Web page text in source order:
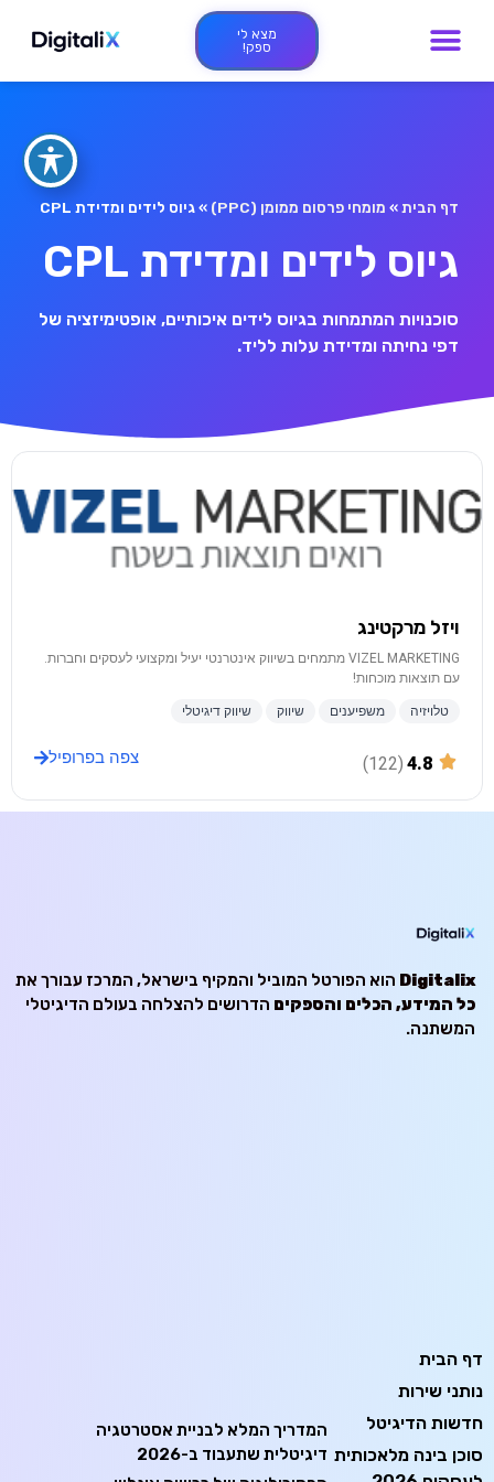
מצא לי
ספק!
דף הבית» מומחי פרסום ממומן (PPC) »גיוס לידים ומדידת CPL
גיוס לידים ומדידת CPL
סוכנויות המתמחות בגיוס לידים איכותיים, אופטימיזציה של
דפי נחיתה ומדידת עלות לליד.
ויזל מרקטינג
VIZEL MARKETING מתמחים בשיווק אינטרנטי יעיל ומקצועי לעסקים וחברות.
עם תוצאות מוכחות!
טלויזיה משפיענים שיווק שיווק דיגיטלי
4.8
(122) צפה בפרופיל
Digitalix הוא הפורטל המוביל והמקיף בישראל, המרכז עבורך את
כל המידע, הכלים והספקים הדרושים להצלחה בעולם הדיגיטלי
המשתנה.
דף הבית
נותני שירות
חדשות הדיגיטל
סוכן בינה מלאכותית
המדריך המלא לבניית אסטרטגיה
דיגיטלית שתעבוד ב-2026